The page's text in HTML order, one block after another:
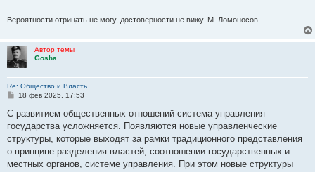
Вероятности отрицать не могу, достоверности не вижу. М. Ломоносов
Автор темы
Gosha
Re: Общество и Власть
С
о
б
щ
е
н
и
е
18 фев 2025, 17:53
С развитием общественных отношений система управления
государства усложняется. Появляются новые управленческие
структуры, которые выходят за рамки традиционного представления
о принципе разделения властей, соотношении государственных и
местных органов, системе управления. При этом новые структуры